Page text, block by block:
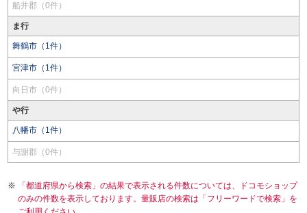
船井郡（0件）
ま行
舞鶴市（1件）
宮津市（1件）
向日市（0件）
や行
八幡市（1件）
与謝郡（0件）
「都道府県から検索」の結果で表示される件数については、ドコモショップ
のみの件数を表示しております。量販店の検索は「フリーワードで検索」を